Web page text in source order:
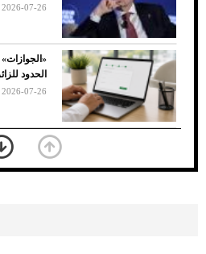
7 نصائح لاختيار لون
الأسود
2026-07-26
الحدود
2026-07-26
بعد 7
يفوز على
2026-07-26